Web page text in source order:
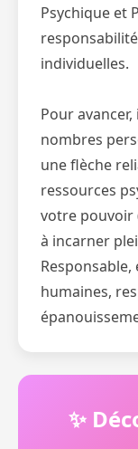
Psychique et
individuelles.
Pour
nombres
une flèche
ressources
votre pouvoir
à incarner
humaines,
✨